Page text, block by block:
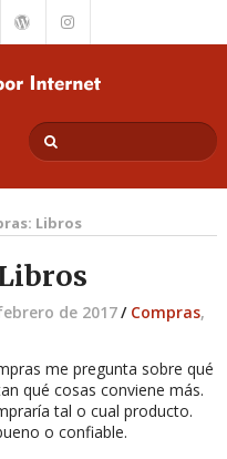
Libros
de 2017/ Compras,
me pregunta sobre qué
qué cosas conviene más.
tal o cual producto.
o confiable.